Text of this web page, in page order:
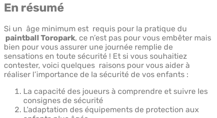
En résumé
Si un âge minimum est requis pour la pratique du
paintball Toropark, ce n’est pas pour vous embêter mais
bien pour vous assurer une journée remplie de
sensations en toute sécurité ! Et si vous souhaitiez
contester, voici quelques raisons pour vous aider à
réaliser l’importance de la sécurité de vos enfants :
La capacité des joueurs à comprendre et suivre les
consignes de sécurité
L’adaptation des équipements de protection aux